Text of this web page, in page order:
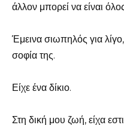
άλλον μπορεί να είναι
Έμεινα σιωπηλός για
σοφία της.
Είχε ένα δίκιο.
Στη δική μου ζωή, είχα